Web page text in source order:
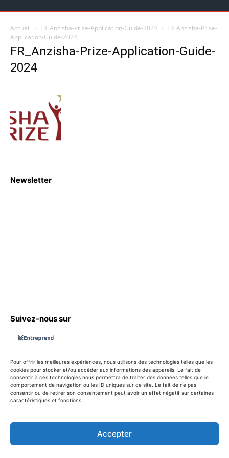
Pour offrir les meilleures expériences, nous utilisons des technologies telles que les
cookies pour stocker et/ou accéder aux informations des appareils. Le fait de
consentir à ces technologies nous permettra de traiter des données telles que le
comportement de navigation ou les ID uniques sur ce site. Le fait de ne pas
consentir ou de retirer son consentement peut avoir un effet négatif sur certaines
caractéristiques et fonctions.
Accepter
Accueil FR_Anzisha-Prize-Application-Guide-2024
FR_Anzisha-Prize-
Application-Guide-2024
FR_Anzisha-Prize-Application-Guide-
2024
Suivez-nous sur
Newsletter
© Copyright - 2025 By Entreprend
Politique de confidentialité